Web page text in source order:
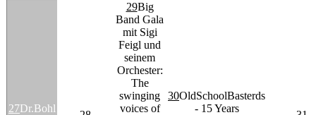
27Dr.Bohl
29Big
Band Gala
mit Sigi
Feigl und
seinem
Orchester:
The
swinging
voices of
30OldSchoolBasterds
- 15 Years